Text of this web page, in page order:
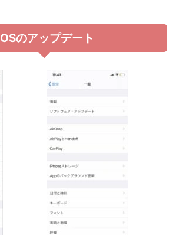
OSのアップデート